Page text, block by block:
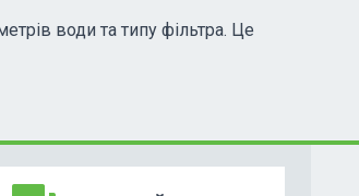
води та типу фільтра. Це